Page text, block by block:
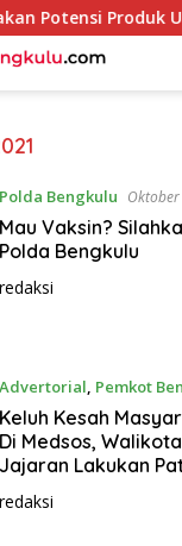
Potensi Produk
Polda Bengkulu
Mau Vaksin?
Polda Bengkulu
redaksi
Advertorial Pemkot
2021
Keluh Kesah
Di Medsos,
Jajaran Lakukan
redaksi